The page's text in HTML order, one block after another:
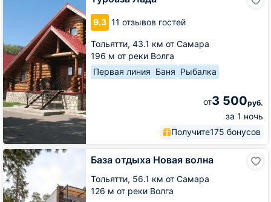
9.3 11 отзывов гостей
Тольятти, 43.1 км от Самара
196 м от реки Волга
Первая линия Баня Рыбалка
от3 500руб.
за 1 ночь
Получите175 бонусов
База отдыха Новая волна
Тольятти, 56.1 км от Самара
126 м от реки Волга
База
отдыха
Новая
волна